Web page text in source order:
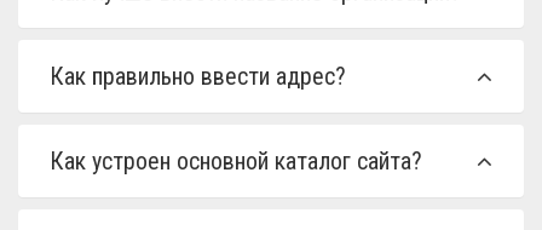
Как правильно ввести адрес?
Как устроен основной каталог сайта?